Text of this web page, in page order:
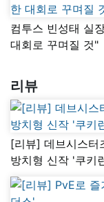
컴투스 빈성태 실
대회로 꾸며질 것"
리뷰
[리뷰] 데브시스터
방치형 신작 '쿠키